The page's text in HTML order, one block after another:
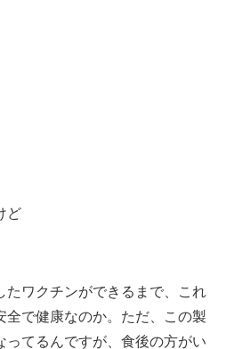
ど
ワクチンができるまで、これ
全で健康なのか。ただ、この製
ってるんですが、食後の方がい